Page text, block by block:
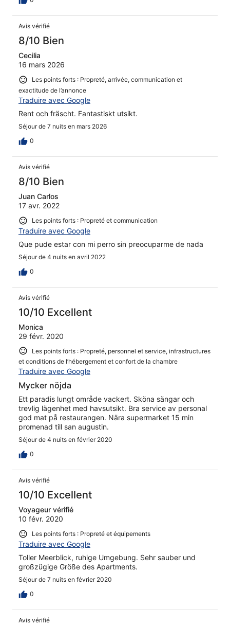
Avis vérifié
8/10 Bien
Cecilia
16 mars 2026
Les points forts : Propreté, arrivée, communication et
exactitude de l’annonce
Traduire avec Google
Rent och fräscht. Fantastiskt utsikt.
Séjour de 7 nuits en mars 2026
0
Avis vérifié
8/10 Bien
Juan Carlos
17 avr. 2022
Les points forts : Propreté et communication
Traduire avec Google
Que pude estar con mi perro sin preocuparme de nada
Séjour de 4 nuits en avril 2022
0
Avis vérifié
10/10 Excellent
Monica
29 févr. 2020
Les points forts : Propreté, personnel et service, infrastructures
et conditions de l’hébergement et confort de la chambre
Traduire avec Google
Mycker nöjda
Ett paradis lungt område vackert. Sköna sängar och
trevlig lägenhet med havsutsikt. Bra service av personal
god mat på restaurangen. Nära supermarket 15 min
promenad till san augustin.
Séjour de 4 nuits en février 2020
0
Avis vérifié
10/10 Excellent
Voyageur vérifié
10 févr. 2020
Les points forts : Propreté et équipements
Traduire avec Google
Toller Meerblick, ruhige Umgebung. Sehr sauber und
großzügige Größe des Apartments.
Séjour de 7 nuits en février 2020
0
Avis vérifié